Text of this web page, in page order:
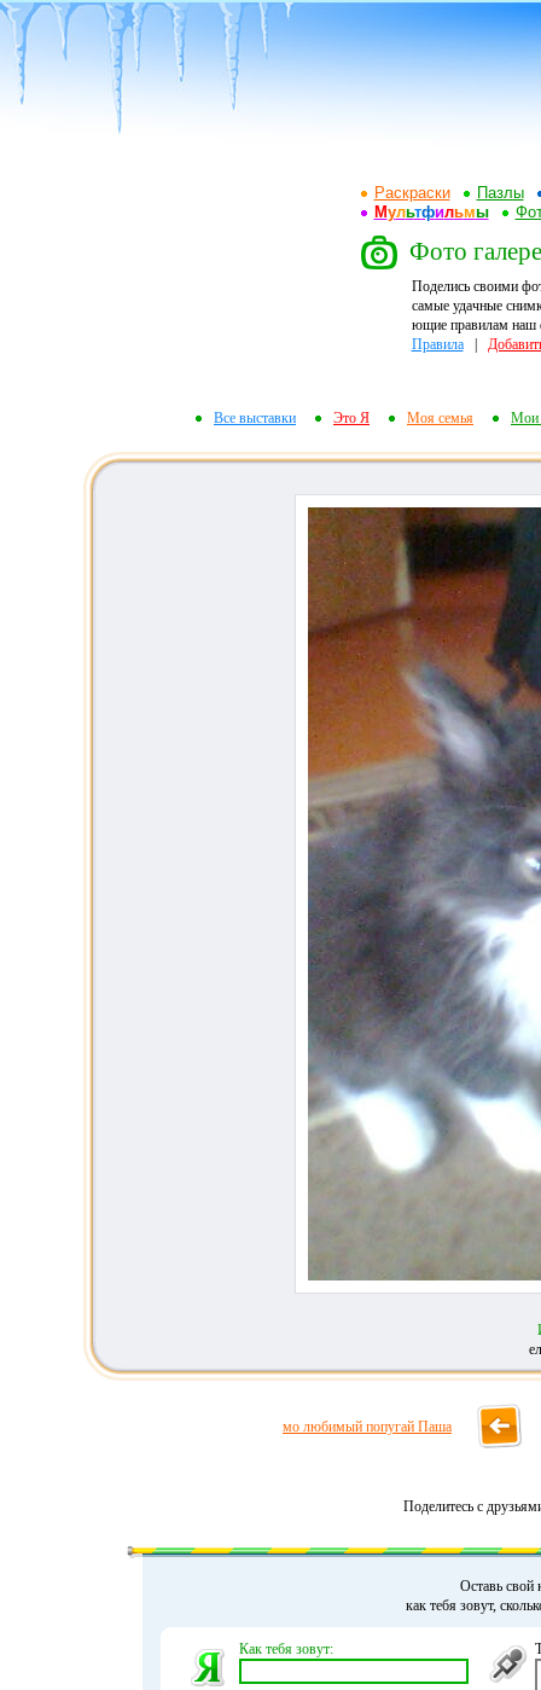
Раскраски
Пазлы
Мультфильмы
Фото
Поделись своими
самые удачные
ющие правилам наш
Правила|
Все выставки Это Я Моя семья Мои
мо любимый попугай Паша
Поделитесь с
Оставь свой
как тебя зовут,
Как тебя зовут: